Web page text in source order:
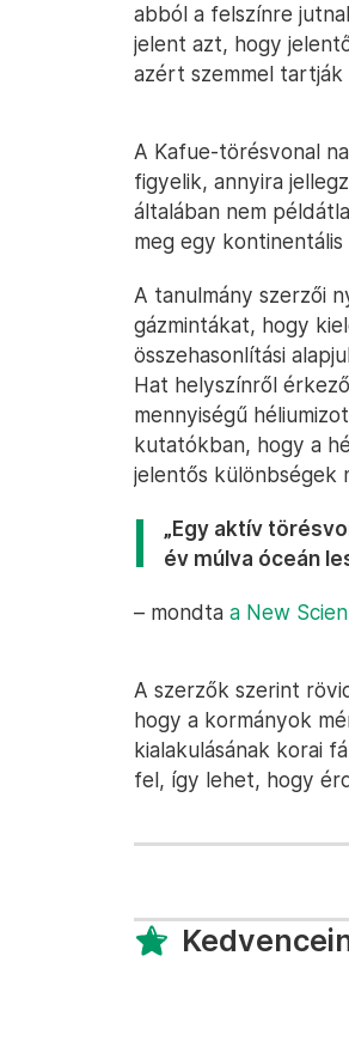
abból a felszínre
jelent azt, hogy
azért szemmel
A Kafue-törésvonal
figyelik, annyira
általában nem
meg egy kontinentális
A tanulmány szerzői
gázmintákat, hogy
összehasonlítási
Hat helyszínről
mennyiségű
kutatókban, hogy a
jelentős különbségek
„Egy aktív
év múlva óceán
– mondta a New
A szerzők szerint
hogy a kormányok
kialakulásának korai
fel, így lehet, hogy